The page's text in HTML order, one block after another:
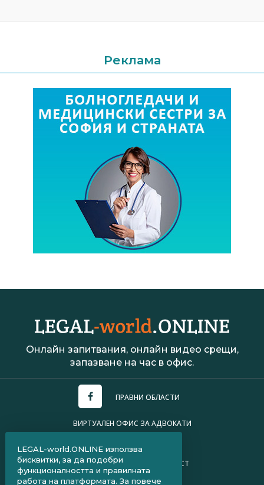
Реклама
Онлайн запитвания, онлайн видео срещи,
запазване на час в офис.
ПРАВНИ ОБЛАСТИ
ВИРТУАЛЕН ОФИС ЗА АДВОКАТИ
ПОЛИТИКА ЗА ПОВЕРИТЕЛНОСТ
LEGAL-world.ONLINE използва
бисквитки, за да подобри
функционалността и правилната
работа на платформата. За повече